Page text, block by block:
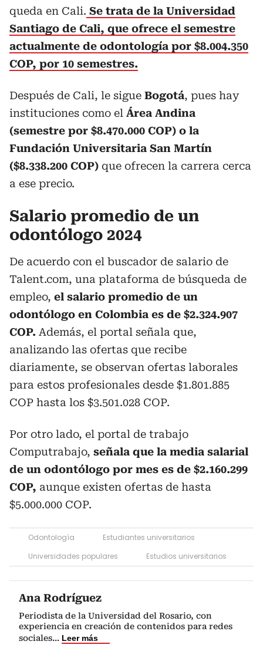
queda en Cali. Se trata de la Universidad
Santiago de Cali, que ofrece el semestre
actualmente de odontología por $8.004.350
COP, por 10 semestres.
Después de Cali, le sigue Bogotá, pues hay
instituciones como el Área Andina
(semestre por $8.470.000 COP) o la
Fundación Universitaria San Martín
($8.338.200 COP) que ofrecen la carrera cerca
a ese precio.
Salario promedio de un
odontólogo 2024
De acuerdo con el buscador de salario de
Talent.com, una plataforma de búsqueda de
empleo, el salario promedio de un
odontólogo en Colombia es de $2.324.907
COP. Además, el portal señala que,
analizando las ofertas que recibe
diariamente, se observan ofertas laborales
para estos profesionales desde $1.801.885
COP hasta los $3.501.028 COP.
Por otro lado, el portal de trabajo
Computrabajo, señala que la media salarial
de un odontólogo por mes es de $2.160.299
COP, aunque existen ofertas de hasta
$5.000.000 COP.
Odontología
Estudiantes universitarios
Universidades populares
Estudios universitarios
Ana Rodríguez
Periodista de la Universidad del Rosario, con
experiencia en creación de contenidos para redes
sociales... Leer más